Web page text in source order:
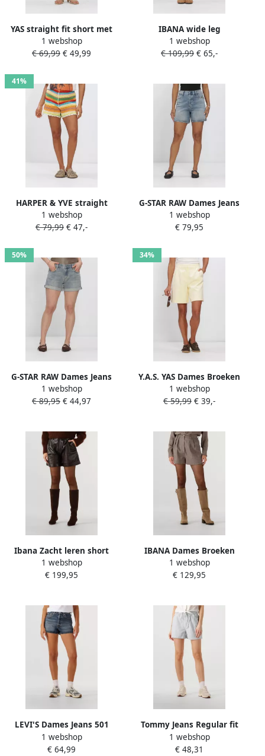
YAS straight fit short met
florale sierapplicaties model
'Kana'
1 webshop
€ 69,99 € 49,99
IBANA wide leg
regular waist casual short
rood
1 webshop
€ 109,99 € 65,-
41%
HARPER & YVE straight
regular waist gestreepte
casual short gehaakt multi
1 webshop
€ 79,99 € 47,-
G-STAR RAW Dames Jeans
Jett High Short Clean Edge
Wmn Lichtblauw
1 webshop
€ 79,95
50%
G-STAR RAW Dames Jeans
Judee Shorts Wmn
Lichtblauw
1 webshop
€ 89,95 € 44,97
34%
Y.A.S. YAS Dames Broeken
Yaslikka Mw Shorts S Creme
1 webshop
€ 59,99 € 39,-
Ibana Zacht leren short
Susie donkerbruin
1 webshop
€ 199,95
IBANA Dames Broeken
Serena Short Camel
1 webshop
€ 129,95
LEVI'S Dames Jeans 501
Original Short Broken
Midnight No Blauw
1 webshop
€ 64,99
Tommy Jeans Regular fit
korte paperbagbroek van
een mix van katoen en
1 webshop
€ 48,31